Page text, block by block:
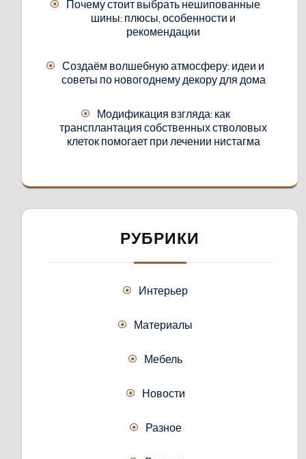
Почему стоит выбрать нешипованные
шины: плюсы, особенности и
рекомендации
Создаём волшебную атмосферу: идеи и
советы по новогоднему декору для дома
Модификация взгляда: как
трансплантация собственных стволовых
клеток помогает при лечении нистагма
РУБРИКИ
Интерьер
Материалы
Мебель
Новости
Разное